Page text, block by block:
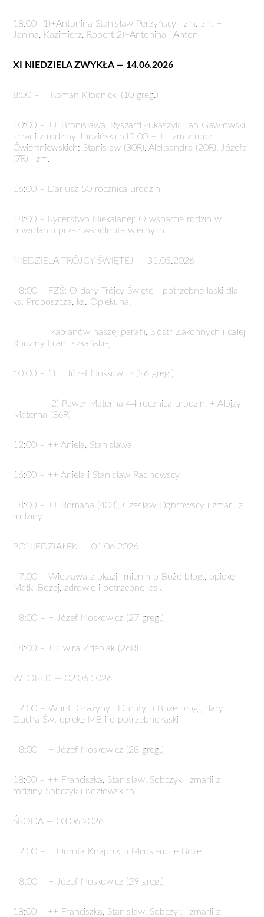
18:00 -1)+Antonina Stanisław Perzyńscy i zm. z r. +
Janina, Kazimierz, Robert 2)+Antonina i Antoni
XI NIEDZIELA ZWYKŁA — 14.06.2026
8:00 – + Roman Kłodnicki (10 greg.)
10:00 – ++ Bronisława, Ryszard Łukaszyk, Jan Gawłowski i
zmarli z rodziny Judzińskich12:00 – ++ zm z rodz.
Ćwiertniewskich: Stanisław (30R), Aleksandra (20R), Józefa
(7R) i zm.
16:00 – Dariusz 50 rocznica urodzin
18:00 – Rycerstwo Niekalanej: O wsparcie rodzin w
powołaniu przez wspólnotę wiernych
NIEDZIELA TRÓJCY ŚWIĘTEJ — 31.05.2026
8:00 – FZŚ: O dary Trójcy Świętej i potrzebne łaski dla
ks. Proboszcza, ks. Opiekuna,
kapłanów naszej parafii, Sióstr Zakonnych i całej
Rodziny Franciszkańskiej
10:00 – 1) + Józef Noskowicz (26 greg.)
2) Paweł Materna 44 rocznica urodzin, + Alojzy
Materna (36R)
12:00 – ++ Aniela, Stanisława
16:00 – ++ Aniela i Stanisław Racinowscy
18:00 – ++ Romana (40R), Czesław Dąbrowscy i zmarli z
rodziny
PONIEDZIAŁEK — 01.06.2026
7:00 – Wiesława z okazji imienin o Boże błog., opiekę
Matki Bożej, zdrowie i potrzebne łaski
8:00 – + Józef Noskowicz (27 greg.)
18:00 – + Elwira Zdebiak (26R)
WTOREK — 02.06.2026
7:00 – W int. Grażyny i Doroty o Boże błog., dary
Ducha Św. opiekę MB i o potrzebne łaski
8:00 – + Józef Noskowicz (28 greg.)
18:00 – ++ Franciszka, Stanisław, Sobczyk i zmarli z
rodziny Sobczyk i Kozłowskich
ŚRODA — 03.06.2026
7:00 – + Dorota Knappik o Miłosierdzie Boże
8:00 – + Józef Noskowicz (29 greg.)
18:00 – ++ Franciszka, Stanisław, Sobczyk i zmarli z